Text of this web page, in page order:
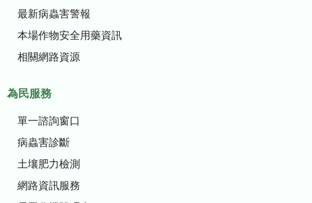
最新病蟲害警報
本場作物安全用藥資訊
相關網路資源
為民服務
單一諮詢窗口
病蟲害診斷
土壤肥力檢測
網路資訊服務